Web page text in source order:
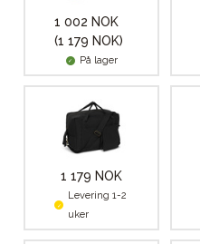
1 002 NOK
(1 179 NOK)
På lager
1 179 NOK
Levering 1-2
uker